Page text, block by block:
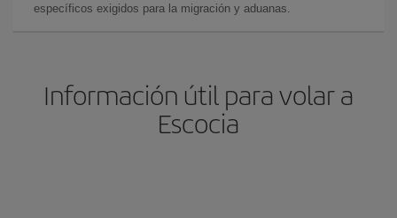
específicos exigidos para la migración y aduanas.
Información útil para volar a
Escocia